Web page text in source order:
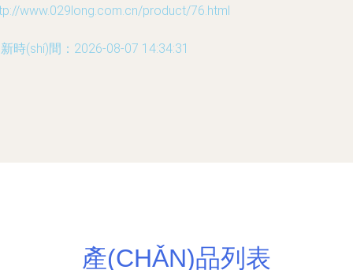
www.029long.com.cn/product/76.html
時(shí)間：2026-08-07 14:34:31
產(CHǍN)品列表